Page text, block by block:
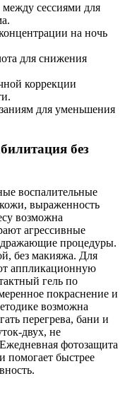
сессиями для
на ночь
для снижения
коррекции
для уменьшения
без
воспалительные
выраженность
возможна
агрессивные
процедуры.
без макияжа. Для
аппликационную
гель по
покраснение и
возможна
перегрева, бани и
не
фотозащита
помогает быстрее